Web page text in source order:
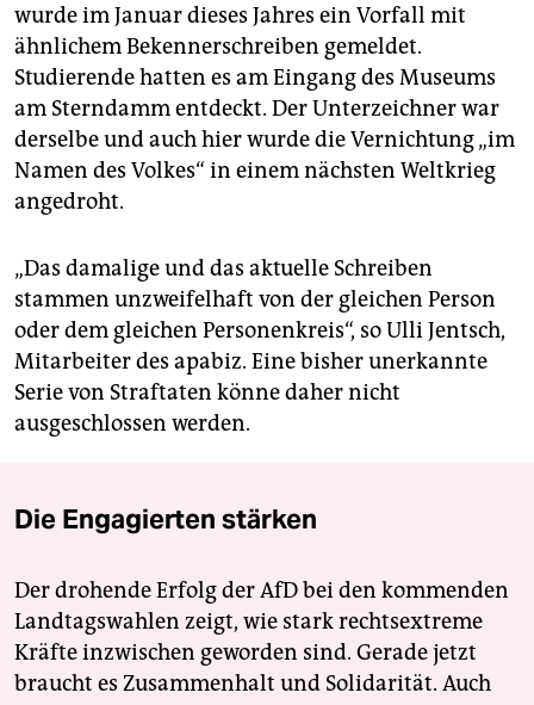
wurde im Januar dieses Jahres ein Vorfall mit
ähnlichem Bekennerschreiben gemeldet.
Studierende hatten es am Eingang des Museums
am Sterndamm entdeckt. Der Unterzeichner war
derselbe und auch hier wurde die Vernichtung „im
Namen des Volkes“ in einem nächsten Weltkrieg
angedroht.
„Das damalige und das aktuelle Schreiben
stammen unzweifelhaft von der gleichen Person
oder dem gleichen Personenkreis“, so Ulli Jentsch,
Mitarbeiter des apabiz. Eine bisher unerkannte
Serie von Straftaten könne daher nicht
ausgeschlossen werden.
Die Engagierten stärken
Der drohende Erfolg der AfD bei den kommenden
Landtagswahlen zeigt, wie stark rechtsextreme
Kräfte inzwischen geworden sind. Gerade jetzt
braucht es Zusammenhalt und Solidarität. Auch